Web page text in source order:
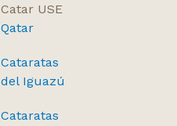
Catar USE
Qatar
Cataratas
del Iguazú
Cataratas